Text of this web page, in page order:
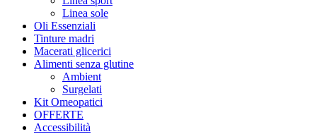
Linea sole
Oli Essenziali
Tinture madri
Macerati glicerici
Alimenti senza glutine
Ambient
Surgelati
Kit Omeopatici
OFFERTE
Accessibilità